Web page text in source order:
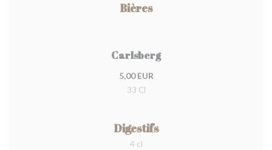
Bières
Carlsberg
5,00 EUR
33 Cl
Digestifs
4 cl